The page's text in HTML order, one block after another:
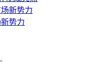
势力